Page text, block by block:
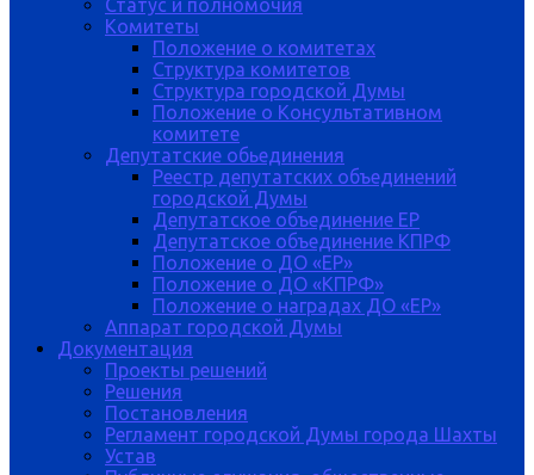
Статус и полномочия
Комитеты
Положение о комитетах
Структура комитетов
Структура городской Думы
Положение о Консультативном
комитете
Депутатские обьединения
Реестр депутатских объединений
городской Думы
Депутатское объединение ЕР
Депутатское объединение КПРФ
Положение о ДО «ЕР»
Положение о ДО «КПРФ»
Положение о наградах ДО «ЕР»
Аппарат городской Думы
Документация
Проекты решений
Решения
Постановления
Регламент городской Думы города Шахты
Устав